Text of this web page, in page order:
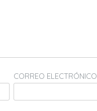
CORREO ELECTRÓNICO